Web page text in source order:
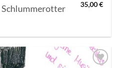
Schlummerotter
35,00€